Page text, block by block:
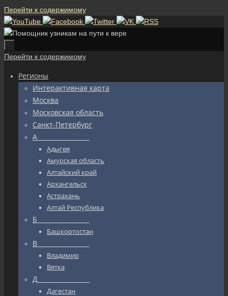
Перейти к содержимому
Перейти к содержимому
Регионы
Интерактивная карта
Москва
Московская область
Санкт-Петербург
А_________________
Адыгея
Амурская область
Алтайский край
Архангельск
Астрахань
Алтай Республика
Б_________________
Башкортостан
В_________________
Владимир
Вятка
Д_________________
Дагестан